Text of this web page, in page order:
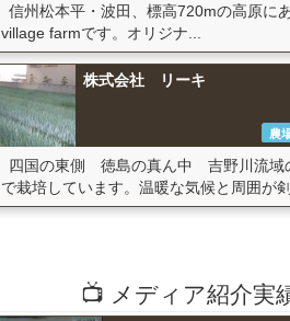
信州松本平・波田、標高720mの高原に
village farmです。オリジナ...
株式会社 リーキ
農
四国の東側 徳島の真ん中 吉野川流域
で栽培しています。温暖な気候と周囲が剣
📺 メディア紹介実